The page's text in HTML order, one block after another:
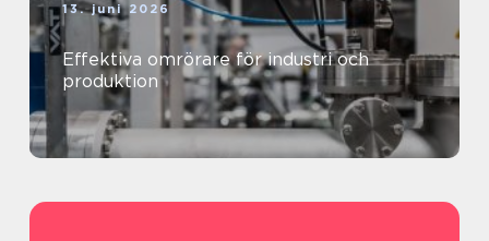
13. juni 2026
Effektiva omrörare för industri och
produktion